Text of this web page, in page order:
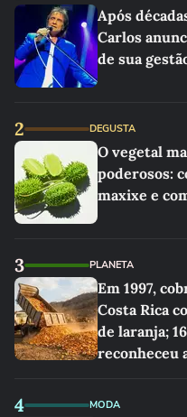
Após
Carlos
de sua
2 DEGUSTA
O vegetal
poderosos:
maxixe e
3 PLANETA
Em 1997,
Costa Rica
de laranja;
reconheceu
4 MODA